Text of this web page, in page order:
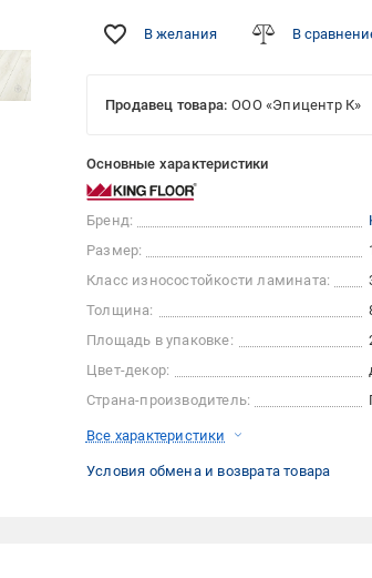
В желания В
Продавец товара: ООО «Эпицентр К»
Основные характеристики
Бренд:
Размер:
Класс износостойкости ламината:
Толщина:
Площадь в упаковке:
Цвет-декор:
Страна-производитель:
Все характеристики
Условия обмена и возврата товара